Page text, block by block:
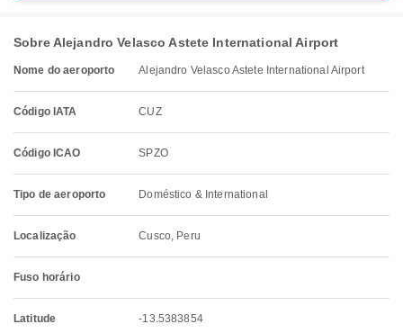
Sobre Alejandro Velasco Astete International Airport
Nome do aeroporto Alejandro Velasco Astete International Airport
Código IATA CUZ
Código ICAO SPZO
Tipo de aeroporto Doméstico & International
Localização Cusco, Peru
Fuso horário
Latitude -13.5383854